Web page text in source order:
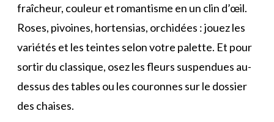
fraîcheur, couleur et romantisme en un clin d’œil.
Roses, pivoines, hortensias, orchidées : jouez les
variétés et les teintes selon votre palette. Et pour
sortir du classique, osez les fleurs suspendues au-
dessus des tables ou les couronnes sur le dossier
des chaises.